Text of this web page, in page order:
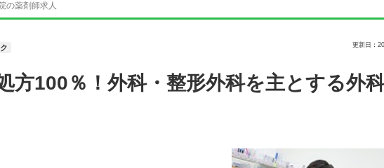
の薬剤師求人
更新日：
方100％！外科・整形外科を主とする外